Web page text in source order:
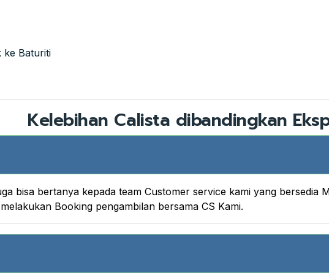
ke Baturiti
Kelebihan Calista dibandingkan
bisa bertanya kepada team Customer service kami yang bersedia
Booking pengambilan bersama CS Kami.